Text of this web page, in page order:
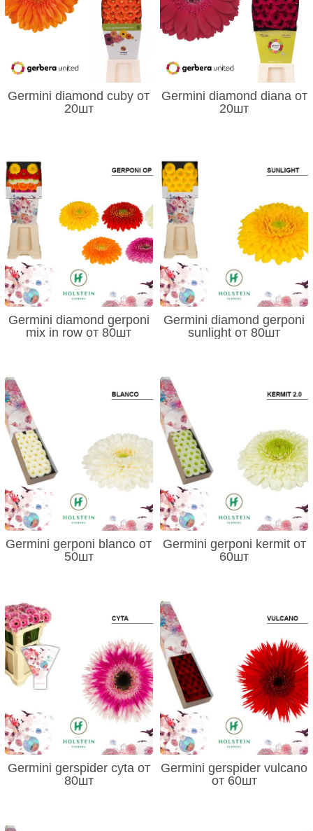
Germini diamond cuby от
20шт
Germini diamond diana от
20шт
Germini diamond gerponi
mix in row от 80шт
Germini diamond gerponi
sunlight от 80шт
Germini gerponi blanco от
50шт
Germini gerponi kermit от
60шт
Germini gerspider cyta от
80шт
Germini gerspider vulcano
от 60шт